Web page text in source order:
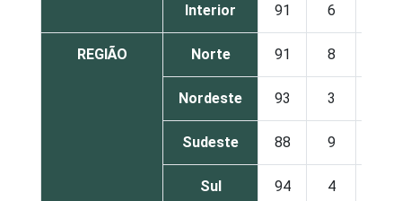
Interior 91 6
REGIÃO Norte 91 8
Nordeste 93 3
Sudeste 88 9
Sul 94 4